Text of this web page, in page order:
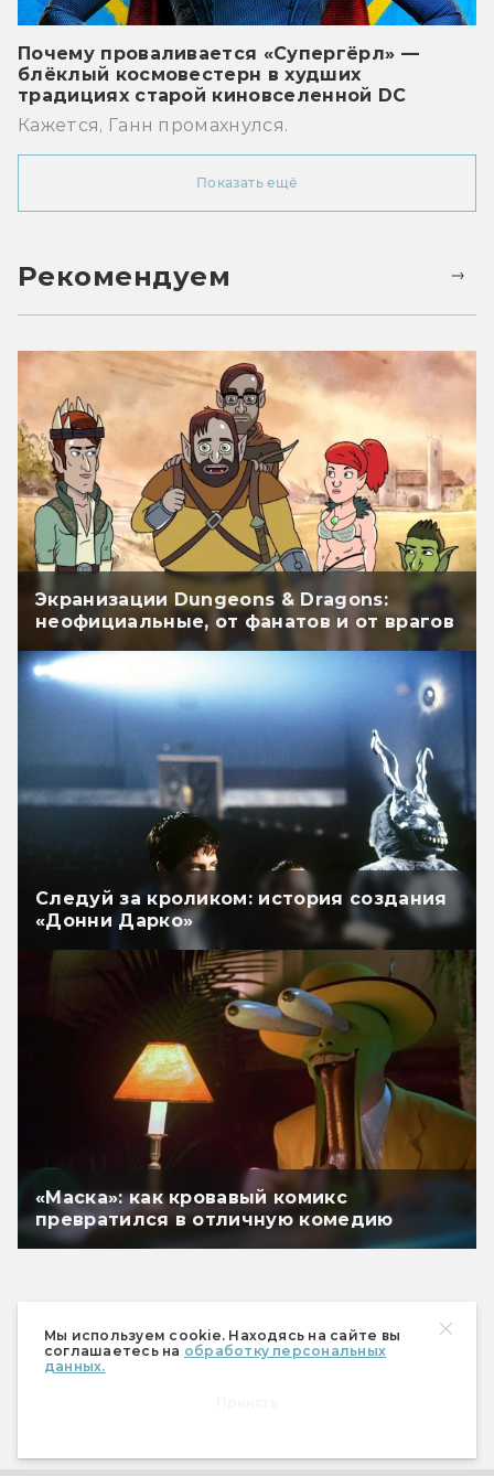
Мы используем cookie. Находясь на сайте вы
соглашаетесь на обработку персональных
данных.
Почему проваливается «Супергёрл» —
блёклый космовестерн в худших
традициях старой киновселенной DC
Кажется, Ганн промахнулся.
Показать ещё
Рекомендуем
Экранизации Dungeons & Dragons:
неофициальные, от фанатов и от врагов
Следуй за кроликом: история создания
«Донни Дарко»
«Маска»: как кровавый комикс
превратился в отличную комедию